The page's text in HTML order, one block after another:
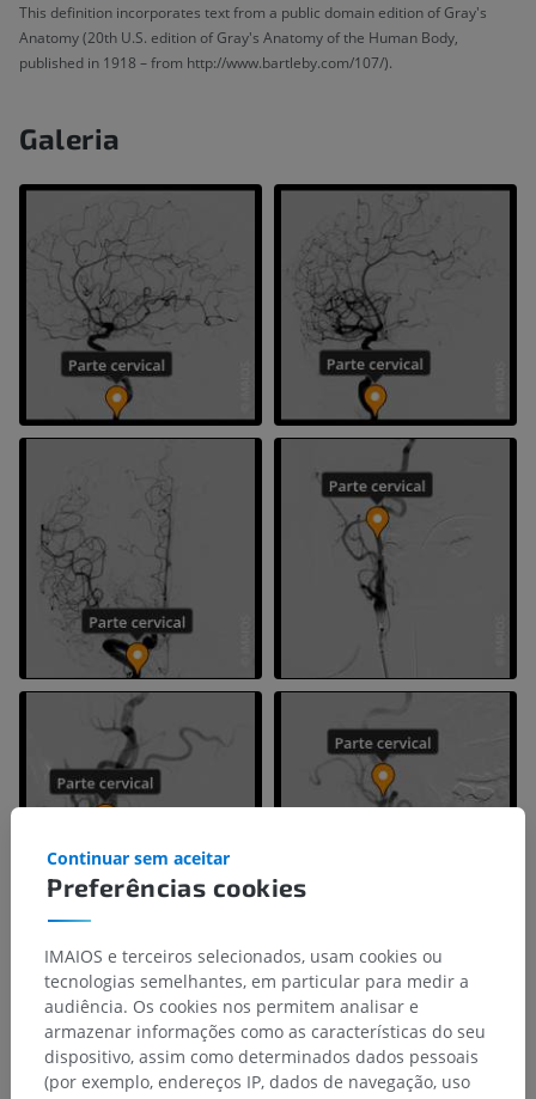
This definition incorporates text from a public domain edition of Gray's
Anatomy (20th U.S. edition of Gray's Anatomy of the Human Body,
published in 1918 – from http://www.bartleby.com/107/).
Galeria
Preferências cookies
Continuar sem aceitar
IMAIOS e terceiros selecionados, usam cookies ou
tecnologias semelhantes, em particular para medir a
audiência. Os cookies nos permitem analisar e
armazenar informações como as características do seu
dispositivo, assim como determinados dados pessoais
(por exemplo, endereços IP, dados de navegação, uso